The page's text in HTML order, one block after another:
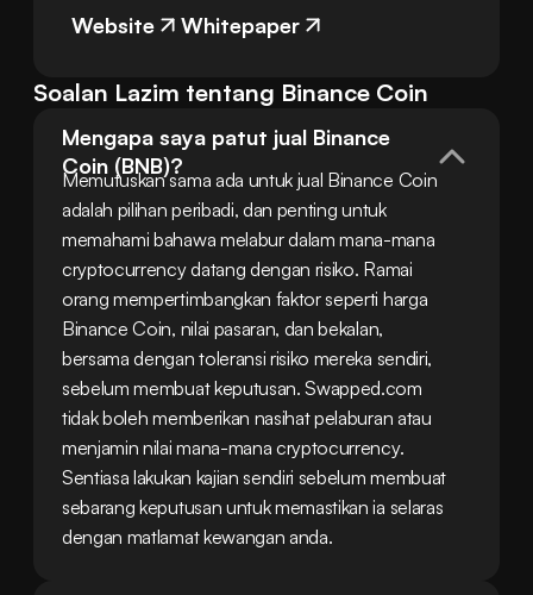
Website Whitepaper
Soalan Lazim tentang Binance Coin
Mengapa saya patut jual Binance
Coin (BNB)?
Memutuskan sama ada untuk jual Binance Coin
adalah pilihan peribadi, dan penting untuk
memahami bahawa melabur dalam mana-mana
cryptocurrency datang dengan risiko. Ramai
orang mempertimbangkan faktor seperti harga
Binance Coin, nilai pasaran, dan bekalan,
bersama dengan toleransi risiko mereka sendiri,
sebelum membuat keputusan. Swapped.com
tidak boleh memberikan nasihat pelaburan atau
menjamin nilai mana-mana cryptocurrency.
Sentiasa lakukan kajian sendiri sebelum membuat
sebarang keputusan untuk memastikan ia selaras
dengan matlamat kewangan anda.